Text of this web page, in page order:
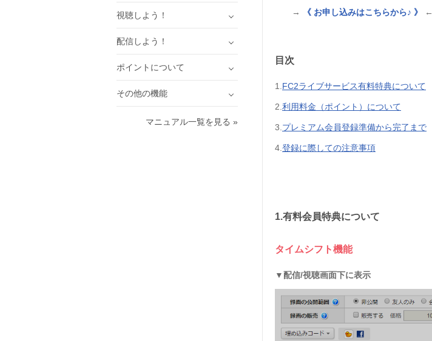
→ 《 お申し込みはこちらから♪ 》 ←
目次
1. FC2ライブサービス有料特典について
2. 利用料金（ポイント）について
3. プレミアム会員登録準備から完了まで
4. 登録に際しての注意事項
1.有料会員特典について
タイムシフト機能
▼配信/視聴画面下に表示
視聴しよう！
配信しよう！
ポイントについて
その他の機能
マニュアル一覧を見る »